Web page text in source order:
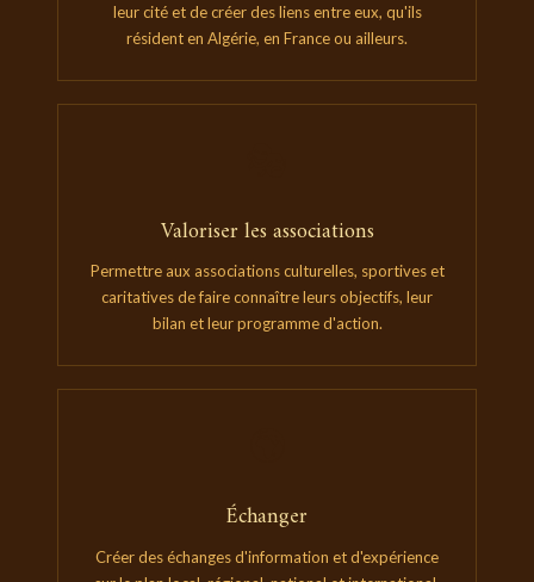
leur cité et de créer des liens entre eux, qu'ils
résident en Algérie, en France ou ailleurs.
Valoriser les associations
Permettre aux associations culturelles, sportives et
caritatives de faire connaître leurs objectifs, leur
bilan et leur programme d'action.
Échanger
Créer des échanges d'information et d'expérience